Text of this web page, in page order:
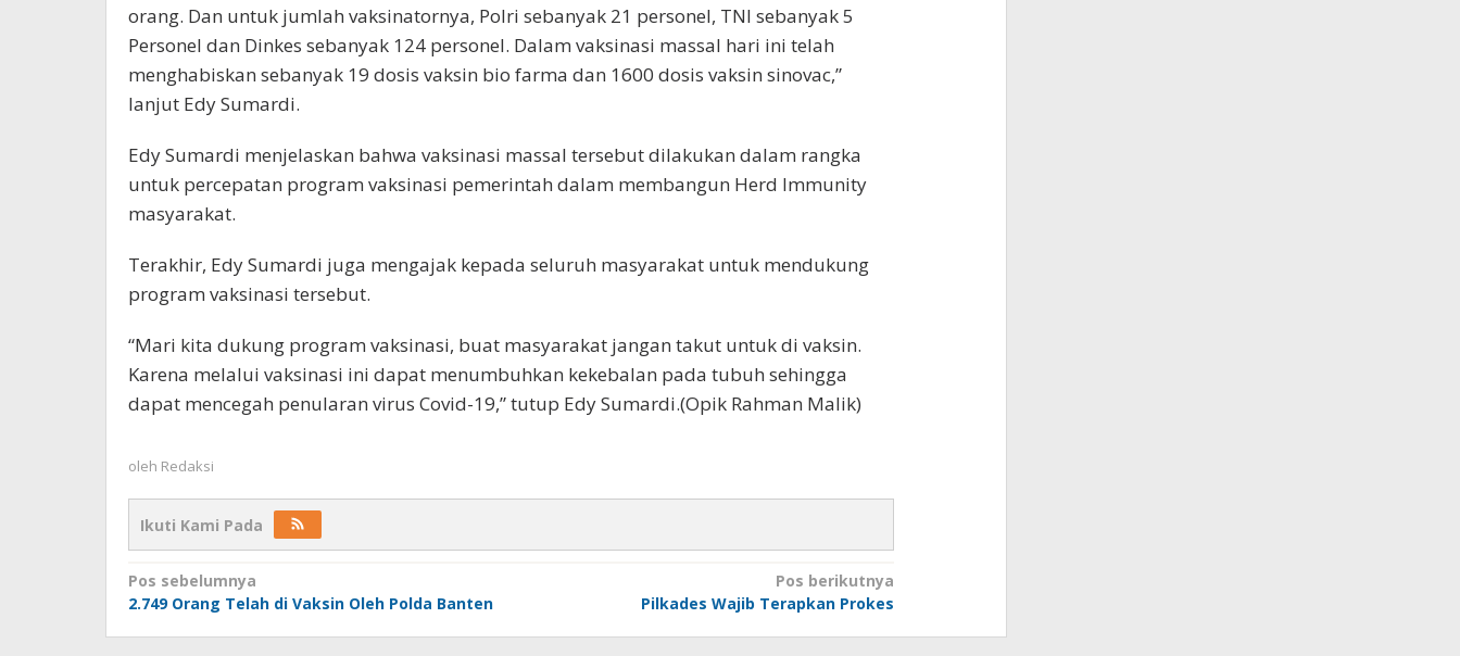
orang. Dan untuk jumlah vaksinatornya, Polri sebanyak 21 personel, TNI sebanyak 5
Personel dan Dinkes sebanyak 124 personel. Dalam vaksinasi massal hari ini telah
menghabiskan sebanyak 19 dosis vaksin bio farma dan 1600 dosis vaksin sinovac,”
lanjut Edy Sumardi.
Edy Sumardi menjelaskan bahwa vaksinasi massal tersebut dilakukan dalam rangka
untuk percepatan program vaksinasi pemerintah dalam membangun Herd Immunity
masyarakat.
Terakhir, Edy Sumardi juga mengajak kepada seluruh masyarakat untuk mendukung
program vaksinasi tersebut.
“Mari kita dukung program vaksinasi, buat masyarakat jangan takut untuk di vaksin.
Karena melalui vaksinasi ini dapat menumbuhkan kekebalan pada tubuh sehingga
dapat mencegah penularan virus Covid-19,” tutup Edy Sumardi.(Opik Rahman Malik)
oleh Redaksi
Ikuti Kami Pada
Navigasi
pos
Pos sebelumnya
2.749 Orang Telah di Vaksin Oleh Polda Banten
Pos berikutnya
Pilkades Wajib Terapkan Prokes